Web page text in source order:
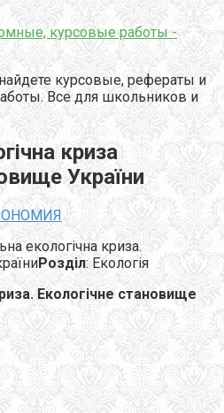
курсовые работы -
курсовые, рефераты и
Все для школьников и
криза
України
екологічна криза.
Розділ: Екологія
Екологічне становище